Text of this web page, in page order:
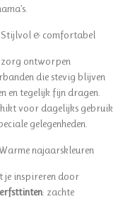
Stijlvol & comfortabel
zorg ontworpen
die stevig blijven
en tegelijk fijn dragen.
voor dagelijks gebruik
gelegenheden.
najaarskleuren
je inspireren door
: zachte